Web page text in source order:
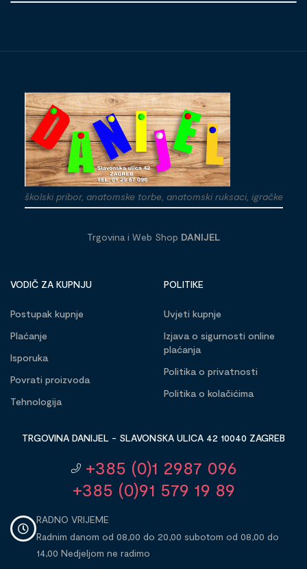
školski pribor, anatomske torbe, anatomski ruksaci, igračke
Trgovina i Web Shop DANIJEL
VODIČ ZA KUPNJU
Postupak kupnje
Plaćanje
Isporuka
Povrati proizvoda
Tehnologija
POLITIKE
Uvjeti kupnje
Izjava o sigurnosti online
plaćanja
Politika o privatnosti
Politika o kolačićima
TRGOVINA DANIJEL - SLAVONSKA ULICA 42 10040 ZAGREB
+385 (0)1 2987 096
+385 (0)91 579 19 89
RADNO VRIJEME
Radnim danom od 08,00 do 20,00 subotom od 08,00 do
14,00 Nedjeljom ne radimo